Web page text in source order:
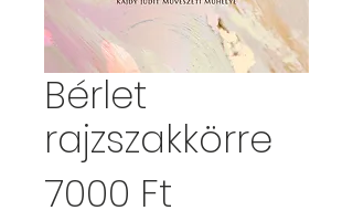
Bérlet
rajzszakkörre
7000 Ft